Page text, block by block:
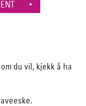
du vil, kjekk å ha